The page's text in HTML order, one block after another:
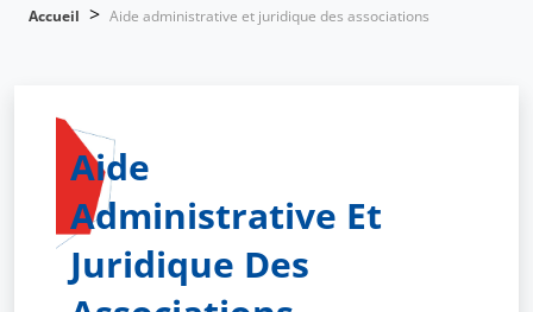
Accueil > Aide administrative et juridique des associations
Aide
Administrative Et
Juridique Des